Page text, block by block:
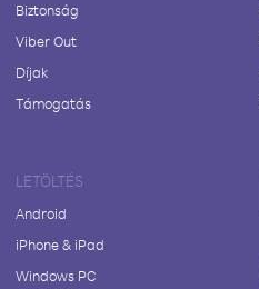
Biztonság
Viber Out
Díjak
Támogatás
LETÖLTÉS
Android
iPhone & iPad
Windows PC